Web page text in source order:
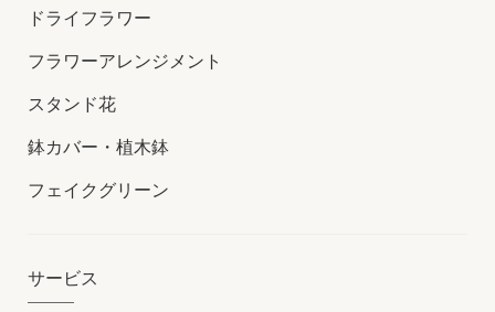
ドライフラワー
フラワーアレンジメント
スタンド花
鉢カバー・植木鉢
フェイクグリーン
サービス